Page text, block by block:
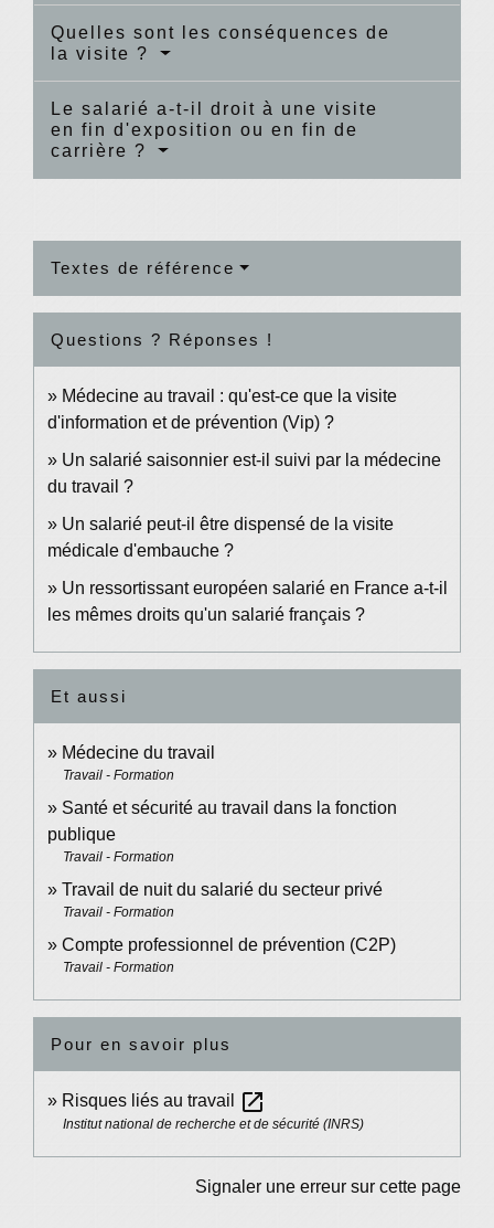
Quelles sont les conséquences de
la visite ?
Le salarié a-t-il droit à une visite
en fin d'exposition ou en fin de
carrière ?
Textes de référence
Questions ? Réponses !
Médecine au travail : qu'est-ce que la visite
d'information et de prévention (Vip) ?
Un salarié saisonnier est-il suivi par la médecine
du travail ?
Un salarié peut-il être dispensé de la visite
médicale d'embauche ?
Un ressortissant européen salarié en France a-t-il
les mêmes droits qu'un salarié français ?
Et aussi
Médecine du travail
Travail - Formation
Santé et sécurité au travail dans la fonction
publique
Travail - Formation
Travail de nuit du salarié du secteur privé
Travail - Formation
Compte professionnel de prévention (C2P)
Travail - Formation
Pour en savoir plus
Risques liés au travail open_in_new
Institut national de recherche et de sécurité (INRS)
Signaler une erreur sur cette page